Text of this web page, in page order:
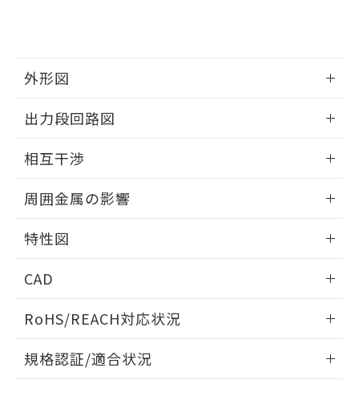
外形図
外形図
出力段回路図
出力段回路図
タイムチャート
相互干渉
相互干渉
A: 80mm以上、B: 60mm以上
周囲金属の影響
周囲金属の影響
特性図
検出物体の大きさと材質による影響
CAD
ドすることができます。
ログイン/会員登録
RoHS/REACH対応状況
EU RoHS 注意事項・凡例
規格認証/適合状況
をご了承ください。
指します。
51物質の非含有証明書（当社基準）
※本証明書は発行日時点で非含有を証明す
るもので、過去に遡って非含有を証明する
また、RoHS指令のフタル酸エステル類４
物質の対応では、対応完了までの期間は出
荷製品に未対応品が混在することから備考
欄に対応日を記載しておりました。
既に当社にて対応品への在庫切替を完了
していることから、特段のことがない限
り、2022年1月12日より割愛しておりま